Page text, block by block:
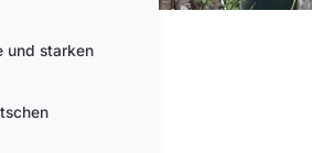
und starken